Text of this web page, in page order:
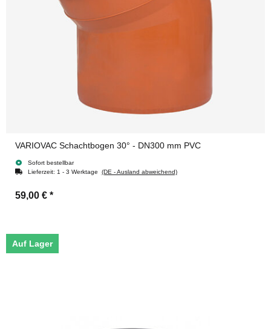
VARIOVAC Schachtbogen 30° - DN300 mm PVC
Sofort bestellbar
Lieferzeit: 1 - 3 Werktage (DE - Ausland abweichend)
59,00 € *
Auf Lager